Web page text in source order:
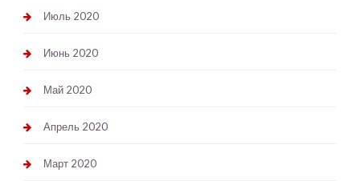
Июль 2020
Июнь 2020
Май 2020
Апрель 2020
Март 2020